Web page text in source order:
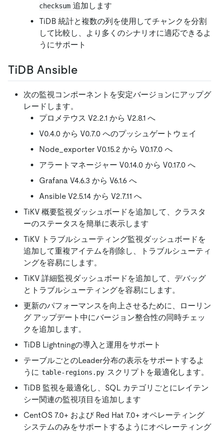
checksum 追加します
TiDB 統計と複数の列を使用してチャンクを分割
して比較し、より多くのシナリオに適応できるよ
うにサポート
TiDB Ansible
次の監視コンポーネントを安定バージョンにアップグ
レードします。
プロメテウス V2.2.1 から V2.8.1 へ
V0.4.0 から V0.7.0 へのプッシュゲートウェイ
Node_exporter V0.15.2 から V0.17.0 へ
アラートマネージャー V0.14.0 から V0.17.0 へ
Grafana V4.6.3 から V6.1.6 へ
Ansible V2.5.14 から V2.7.11 へ
TiKV 概要監視ダッシュボードを追加して、クラスタ
ーのステータスを簡単に表示します
TiKV トラブルシューティング監視ダッシュボードを
追加して重複アイテムを削除し、トラブルシューティ
ングを容易にします。
TiKV 詳細監視ダッシュボードを追加して、デバッグ
とトラブルシューティングを容易にします。
更新のパフォーマンスを向上させるために、ローリン
グ アップデート中にバージョン整合性の同時チェッ
クを追加します。
TiDB Lightningの導入と運用をサポート
テーブルごとのLeader分布の表示をサポートするよ
うに table-regions.py スクリプトを最適化します。
TiDB 監視を最適化し、SQL カテゴリごとにレイテン
シー関連の監視項目を追加します
CentOS 7.0+ および Red Hat 7.0+ オペレーティング
システムのみをサポートするようにオペレーティング